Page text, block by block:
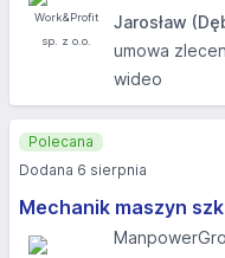
Jarosław
umowa
wideo
Mechanik maszyn
Polecana
Dodana 6 sierpnia